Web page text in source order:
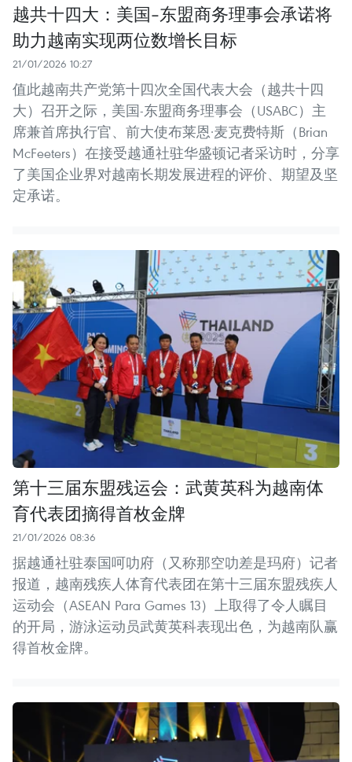
越共十四大：美国-东盟商务理事会承诺将
助力越南实现两位数增长目标
21/01/2026 10:27
值此越南共产党第十四次全国代表大会（越共十四
大）召开之际，美国-东盟商务理事会（USABC）主
席兼首席执行官、前大使布莱恩·麦克费特斯（Brian
McFeeters）在接受越通社驻华盛顿记者采访时，分享
了美国企业界对越南长期发展进程的评价、期望及坚
定承诺。
第十三届东盟残运会：武黄英科为越南体
育代表团摘得首枚金牌
21/01/2026 08:36
据越通社驻泰国呵叻府（又称那空叻差是玛府）记者
报道，越南残疾人体育代表团在第十三届东盟残疾人
运动会（ASEAN Para Games 13）上取得了令人瞩目
的开局，游泳运动员武黄英科表现出色，为越南队赢
得首枚金牌。